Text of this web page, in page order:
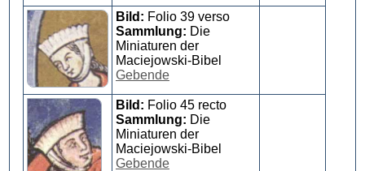
Bild: Folio 39 verso
Sammlung: Die
Miniaturen der
Maciejowski-Bibel
Gebende
Bild: Folio 45 recto
Sammlung: Die
Miniaturen der
Maciejowski-Bibel
Gebende